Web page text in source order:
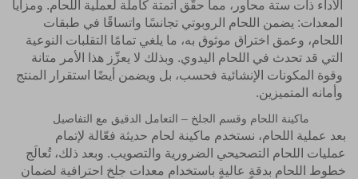
الأداء ذات ستة محاور، مما حقَّق أتمتة كاملة لعملية اللحام. ومزايا
المعدات: يضمن اللحام الروبوتي تجانسًا واتساقًا في طبقات
اللحام، وعمق اختراق موثوق به، ما يلغي تمامًا التقلبات النوعية
التي قد تحدث في اللحام اليدوي. وبذلك لا يعزِّز هذا الأمر متانة
وقوة المكونات الإنشائية فحسب، بل ويضمن أيضًا استقرار المنتج
وأمانه المتميزين.
ماكينة اللحام وقسم الجلخ – التعامل الدقيق مع التفاصيل
بعد عملية اللحام، نستخدم ماكينة لحام حديثة فعّالة لإتمام
عمليات اللحام التصحيحي الضرورية والتصويب. وبعد ذلك، تُعالَج
خطوط اللحام بدقةٍ عاليةٍ باستخدام معدات جلخ احترافية لضمان